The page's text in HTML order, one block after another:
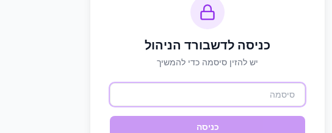
כניסה לדשבורד הניהול
יש להזין סיסמה כדי להמשיך
כניסה